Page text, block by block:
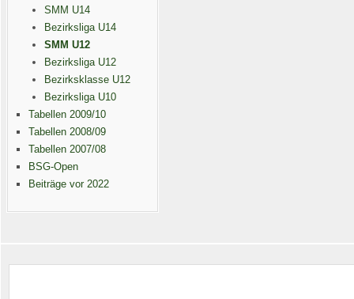
SMM U14
Bezirksliga U14
SMM U12
Bezirksliga U12
Bezirksklasse U12
Bezirksliga U10
Tabellen 2009/10
Tabellen 2008/09
Tabellen 2007/08
BSG-Open
Beiträge vor 2022